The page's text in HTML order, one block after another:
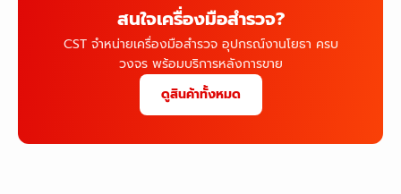
สนใจเครื่องมือสำรวจ?
CST จำหน่ายเครื่องมือสำรวจ อุปกรณ์งานโยธา ครบ
วงจร พร้อมบริการหลังการขาย
ดูสินค้าทั้งหมด